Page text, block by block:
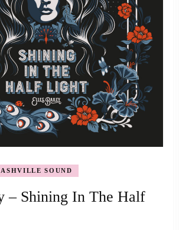
SOUND
– Shining In The Half